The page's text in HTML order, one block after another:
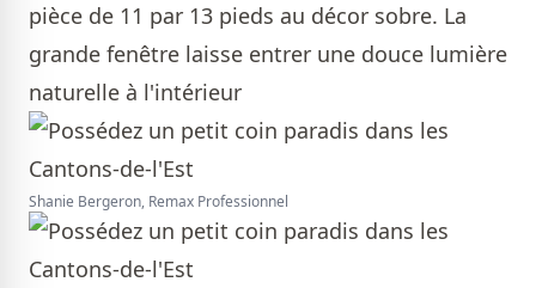
pièce de 11 par 13 pieds au décor sobre. La
grande fenêtre laisse entrer une douce lumière
naturelle à l'intérieur
Shanie Bergeron, Remax Professionnel